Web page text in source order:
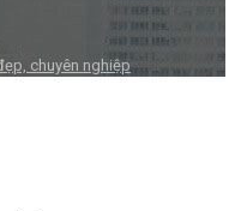
chuyên nghiệp